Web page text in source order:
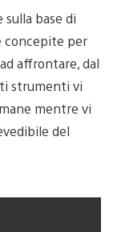
base di
concepite per
affrontare, dal
strumenti vi
mentre vi
del